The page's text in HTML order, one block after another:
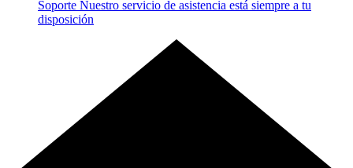
Soporte Nuestro servicio de asistencia está siempre a tu
disposición